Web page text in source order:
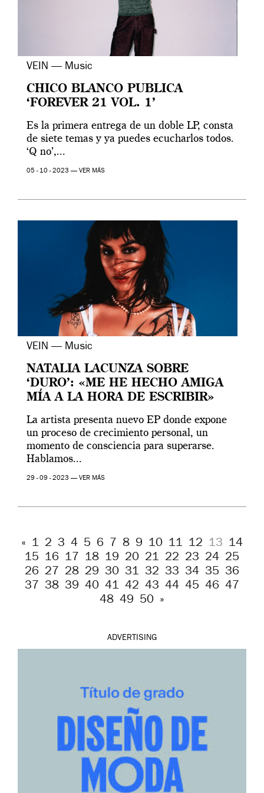
VEIN — Music
CHICO BLANCO PUBLICA
‘FOREVER 21 VOL. 1’
Es la primera entrega de un doble LP, consta
de siete temas y ya puedes ecucharlos todos.
‘Q no’,...
05 - 10 - 2023 — VER MÁS
VEIN — Music
NATALIA LACUNZA SOBRE
‘DURO’: «ME HE HECHO AMIGA
MÍA A LA HORA DE ESCRIBIR»
La artista presenta nuevo EP donde expone
un proceso de crecimiento personal, un
momento de consciencia para superarse.
Hablamos...
29 - 09 - 2023 — VER MÁS
« 1 2 3 4 5 6 7 8 9 10 11 12 13 14
15 16 17 18 19 20 21 22 23 24 25
26 27 28 29 30 31 32 33 34 35 36
37 38 39 40 41 42 43 44 45 46 47
48 49 50 »
ADVERTISING